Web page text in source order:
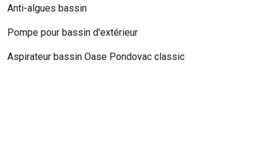
Anti-algues bassin
Pompe pour bassin d'extérieur
Aspirateur bassin Oase Pondovac classic